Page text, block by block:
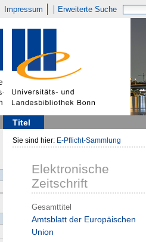
Impressum Erweiterte Suche
Titel
Sie sind hier: E-Pflicht-Sammlung
Elektronische
Zeitschrift
Gesamttitel
Amtsblatt der Europäischen
Union